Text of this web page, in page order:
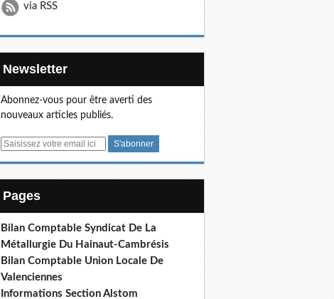
via RSS
Newsletter
Abonnez-vous pour être averti des
nouveaux articles publiés.
E
Pages
Bilan Comptable Syndicat De La
Métallurgie Du Hainaut-Cambrésis
Bilan Comptable Union Locale De
Valenciennes
Informations Section Alstom